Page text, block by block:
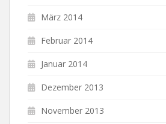
März 2014
Februar 2014
Januar 2014
Dezember 2013
November 2013